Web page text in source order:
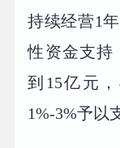
持续经营1
性资金支持
到15亿元
1%-3%予以